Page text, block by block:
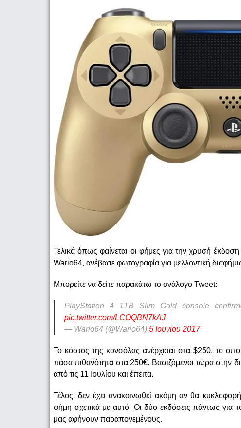
Τελικά όπως φαίνεται οι φήμες για την χρυσή
Wario64, ανέβασε φωτογραφία για μελλοντική
Μπορείτε να δείτε παρακάτω το ανάλογο Tweet:
PlayStation 4 1TB Slim Gold console
pic.twitter.com/LCOQBN7kAJ
— Wario64 (@Wario64) 5 Ιουνίου 2017
To κόστος της κονσόλας ανέρχεται στα $250, το
πάσα πιθανότητα στα 250€. Βασιζόμενοι τώρα στην
από τις 11 Ιουλίου και έπειτα.
Τέλος, δεν έχει ανακοινωθεί ακόμη αν θα
φήμη σχετικά με αυτό. Οι δύο εκδόσεις πάντως
μας αφήνουν παραπονεμένους.